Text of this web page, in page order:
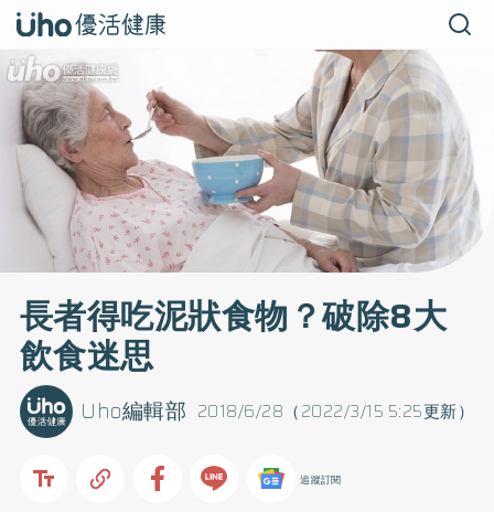
長者得吃泥狀食物？破除8大
飲食迷思
2018/6/28（2022/3/15 5:25更新）
Uho編輯部
追蹤訂閱